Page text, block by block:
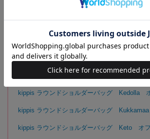
快活なエネルギーやパワーをもたらしてくれそ
キスタイルデザインです。
【同時発売のアイテムはこちらから】
kippis ラウンドショルダーバッグ Marjatta
kippis ラウンドショルダーバッグ Kedolla
kippis ラウンドショルダーバッグ
kippis ラウンドショルダーバッグ Keto オフ